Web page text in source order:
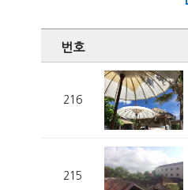
번호
216
215